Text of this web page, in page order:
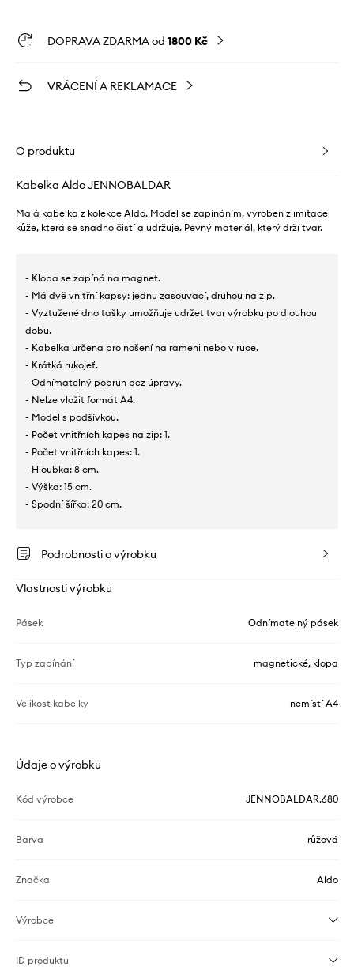
DOPRAVA ZDARMA od 1800 Kč
VRÁCENÍ A REKLAMACE
O produktu
Kabelka Aldo JENNOBALDAR
Malá kabelka z kolekce Aldo. Model se zapínáním, vyroben z imitace
kůže, která se snadno čistí a udržuje. Pevný materiál, který drží tvar.
- Klopa se zapíná na magnet.
- Má dvě vnitřní kapsy: jednu zasouvací, druhou na zip.
- Vyztužené dno tašky umožňuje udržet tvar výrobku po dlouhou
dobu.
- Kabelka určena pro nošení na rameni nebo v ruce.
- Krátká rukojeť.
- Odnímatelný popruh bez úpravy.
- Nelze vložit formát A4.
- Model s podšívkou.
- Počet vnitřních kapes na zip: 1.
- Počet vnitřních kapes: 1.
- Hloubka: 8 cm.
- Výška: 15 cm.
- Spodní šířka: 20 cm.
Podrobnosti o výrobku
Vlastnosti výrobku
Pásek Odnímatelný pásek
Typ zapínání magnetické, klopa
Velikost kabelky nemístí A4
Údaje o výrobku
Kód výrobce JENNOBALDAR.680
Barva růžová
Značka Aldo
Výrobce
ID produktu